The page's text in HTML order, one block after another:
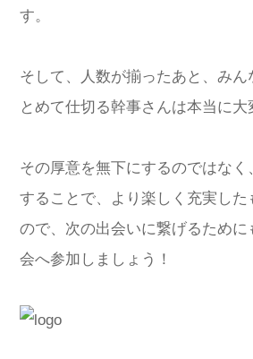
す。
そして、人数が揃ったあと、みん
とめて仕切る幹事さんは本当に大
その厚意を無下にするのではなく
することで、より楽しく充実した
ので、次の出会いに繋げるために
会へ参加しましょう！